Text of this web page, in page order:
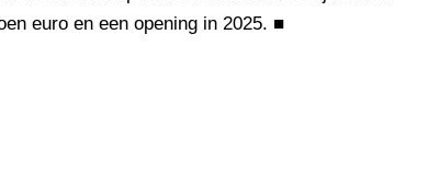
euro en een opening in 2025. ■